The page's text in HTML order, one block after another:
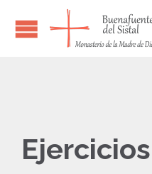
Ejercicios